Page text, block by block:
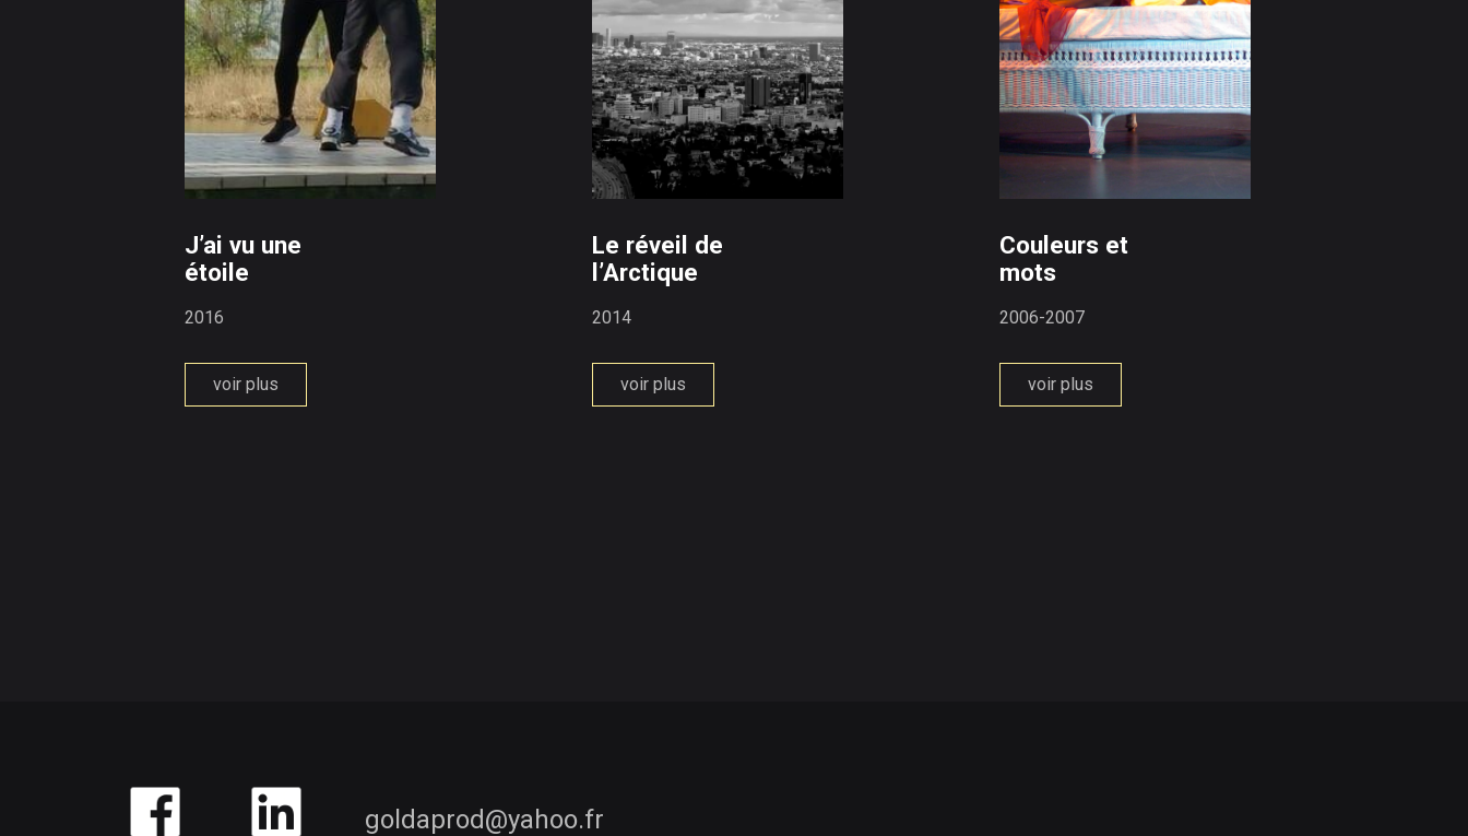
J’ai vu une
étoile
2016
voir plus
Le réveil de
l’Arctique
2014
voir plus
Couleurs et
mots
2006-2007
voir plus
rf
.oo
hay@
dorp
adlog